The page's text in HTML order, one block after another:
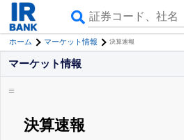
ホーム マーケット情報 決算速報
マーケット情報
決算速報